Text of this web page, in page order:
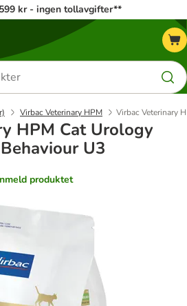
kr - ingen tollavgifter**
Virbac Veterinary HPM Virbac Veterinary
HPM Cat Urology
U3
produktet